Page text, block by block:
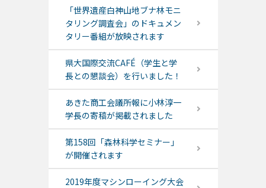
「世界遺産白神山地ブナ林モニ
タリング調査会」のドキュメン
タリー番組が放映されます
県大国際交流CAFÉ（学生と学
長との懇談会）を行いました！
あきた商工会議所報に小林淳一
学長の寄稿が掲載されました
第158回「森林科学セミナー」
が開催されます
2019年度マシンローイング大会